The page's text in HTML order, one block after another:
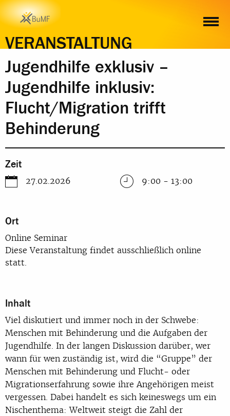
VERANSTALTUNG
ZEIT ORT
Jugendhilfe exklusiv –
Jugendhilfe inklusiv:
Flucht/Migration trifft
Behinderung
Zeit
27.02.2026 9:00 - 13:00
Ort
Online Seminar
Diese Veranstaltung findet ausschließlich online
statt.
Inhalt
Viel diskutiert und immer noch in der Schwebe:
Menschen mit Behinderung und die Aufgaben der
Jugendhilfe. In der langen Diskussion darüber, wer
wann für wen zuständig ist, wird die “Gruppe” der
Menschen mit Behinderung und Flucht- oder
Migrationserfahrung sowie ihre Angehörigen meist
vergessen. Dabei handelt es sich keineswegs um ein
Nischenthema: Weltweit steigt die Zahl der